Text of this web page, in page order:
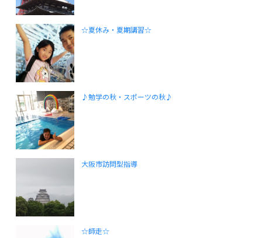
☆夏休み・夏期講習☆
♪勉学の秋・スポーツの秋♪
大阪市訪問型指導
☆師走☆